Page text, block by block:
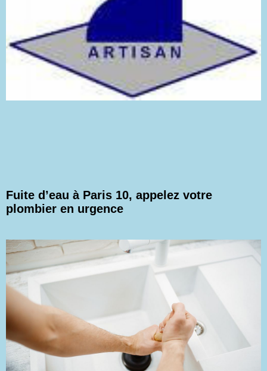
Fuite d’eau à Paris 10, appelez votre
plombier en urgence